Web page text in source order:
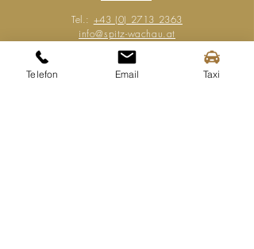
Tel.: +43 (0) 2713 2363
info@spitz-wachau.at
Telefon Email Taxi